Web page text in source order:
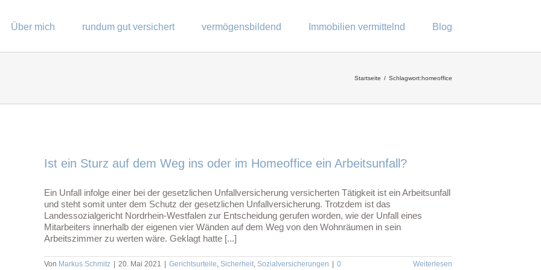
Über mich rundum gut versichert vermögensbildend Immobilien vermittelnd Blog
Startseite Schlagwort:homeoffice
Ist ein Sturz auf dem Weg ins oder im Homeoffice ein Arbeitsunfall?
Ein Unfall infolge einer bei der gesetzlichen Unfallversicherung versicherten Tätigkeit ist ein Arbeitsunfall
und steht somit unter dem Schutz der gesetzlichen Unfallversicherung. Trotzdem ist das
Landessozialgericht Nordrhein-Westfalen zur Entscheidung gerufen worden, wie der Unfall eines
Mitarbeiters innerhalb der eigenen vier Wänden auf dem Weg von den Wohnräumen in sein
Arbeitszimmer zu werten wäre. Geklagt hatte [...]
Von Markus Schmitz 20. Mai 2021 Gerichtsurteile, Sicherheit, Sozialversicherungen
0
Weiterlesen